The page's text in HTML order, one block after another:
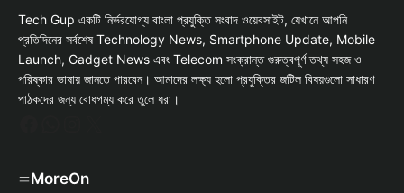
Tech Gup একটি নির্ভরযোগ্য বাংলা প্রযুক্তি সংবাদ ওয়েবসাইট, যেখানে আপনি
প্রতিদিনের সর্বশেষ Technology News, Smartphone Update, Mobile
Launch, Gadget News এবং Telecom সংক্রান্ত গুরুত্বপূর্ণ তথ্য সহজ ও
পরিষ্কার ভাষায় জানতে পারবেন। আমাদের লক্ষ্য হলো প্রযুক্তির জটিল বিষয়গুলো সাধারণ
পাঠকদের জন্য বোধগম্য করে তুলে ধরা।
MoreOn